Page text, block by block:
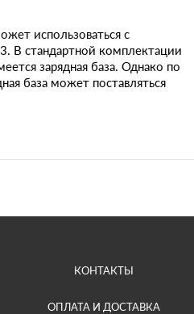
использоваться с
В стандартной комплектации
зарядная база. Однако по
база может поставляться
КОНТАКТЫ
ОПЛАТА И ДОСТАВКА